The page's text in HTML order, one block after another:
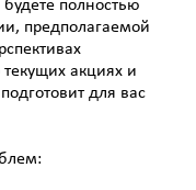
полностью
предполагаемой
акциях и
для вас